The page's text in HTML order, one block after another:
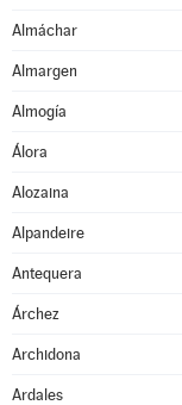
Almáchar
Almargen
Almogía
Álora
Alozaina
Alpandeire
Antequera
Árchez
Archidona
Ardales